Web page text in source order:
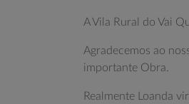
A Vila Rural do Vai
Agradecemos ao
importante Obra.
Realmente Loanda